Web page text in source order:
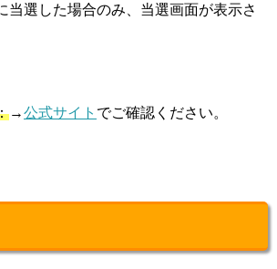
当選した場合のみ、当選画面が表示さ
→公式サイト でご確認ください。